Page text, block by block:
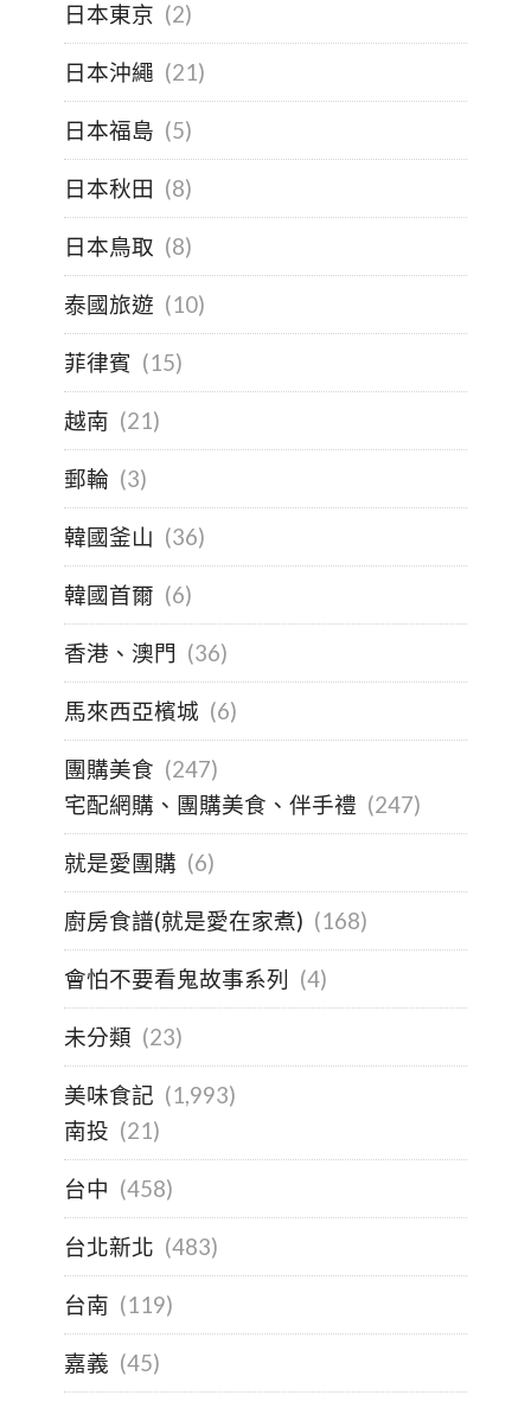
日本東京 (2)
日本沖繩 (21)
日本福島 (5)
日本秋田 (8)
日本鳥取 (8)
泰國旅遊 (10)
菲律賓 (15)
越南 (21)
郵輪 (3)
韓國釜山 (36)
韓國首爾 (6)
香港、澳門 (36)
馬來西亞檳城 (6)
團購美食 (247)
宅配網購、團購美食、伴手禮 (247)
就是愛團購 (6)
廚房食譜(就是愛在家煮) (168)
會怕不要看鬼故事系列 (4)
未分類 (23)
美味食記 (1,993)
南投 (21)
台中 (458)
台北新北 (483)
台南 (119)
嘉義 (45)